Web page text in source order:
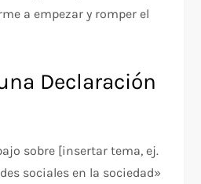
a empezar y romper el
Declaración
sobre [insertar tema, ej.
sociales en la sociedad»